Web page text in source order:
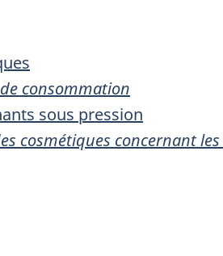
consommation
sous pression
cosmétiques concernant